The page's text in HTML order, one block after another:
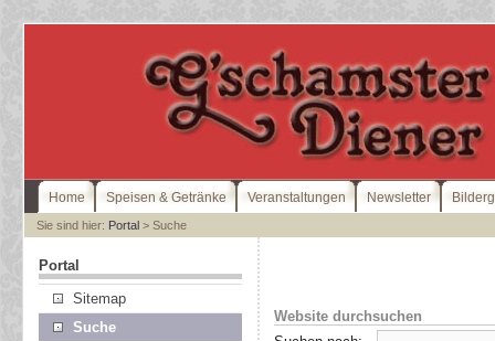
Home Speisen & Getränke Veranstaltungen Newsletter
Sie sind hier: Portal > Suche
Portal
Sitemap
Suche
Website durchsuchen